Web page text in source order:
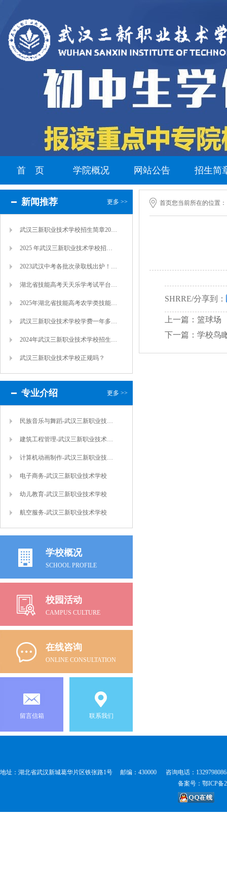
首 页 学院概况 网站公告 招生简
新闻推荐 更多 >>
武汉三新职业技术学校招生简章2025年
2025 年武汉三新职业技术学校招生指南
2023武汉中考各批次录取线出炉！多所初...
湖北省技能高考天天乐学考试平台配置服务器
2025年湖北省技能高考农学类技能考试大...
武汉三新职业技术学校学费一年多少钱（报名...
2024年武汉三新职业技术学校招生简章
武汉三新职业技术学校正规吗？
专业介绍 更多 >>
民族音乐与舞蹈-武汉三新职业技术学校
建筑工程管理-武汉三新职业技术学校
计算机动画制作-武汉三新职业技术学校
电子商务-武汉三新职业技术学校
幼儿教育-武汉三新职业技术学校
航空服务-武汉三新职业技术学校
学校概况
SCHOOL PROFILE
校园活动
CAMPUS CULTURE
在线咨询
ONLINE CONSULTATION
留言信箱 联系我们
您当前所在的位置：
首页
SHRRE/分享到：
上一篇：篮球场
下一篇：学校鸟
地址：湖北省武汉新城葛华片区铁张路1号 邮编：430000 咨询电话：
备案号：鄂ICP备